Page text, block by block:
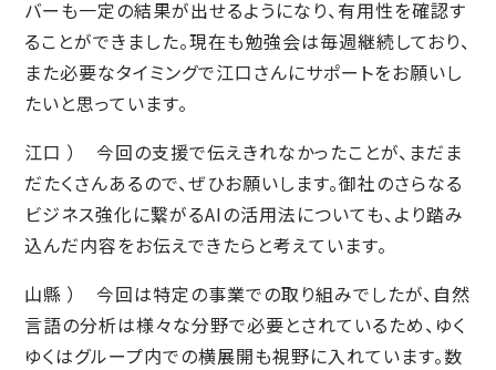
バーも一定の結果が出せるようになり、有用性を確認す
ることができました。現在も勉強会は毎週継続しており、
また必要なタイミングで江口さんにサポートをお願いし
たいと思っています。
江口 ） 今回の支援で伝えきれなかったことが、まだま
だたくさんあるので、ぜひお願いします。御社のさらなる
ビジネス強化に繋がるAIの活用法についても、より踏み
込んだ内容をお伝えできたらと考えています。
山縣 ） 今回は特定の事業での取り組みでしたが、自然
言語の分析は様々な分野で必要とされているため、ゆく
ゆくはグループ内での横展開も視野に入れています。数